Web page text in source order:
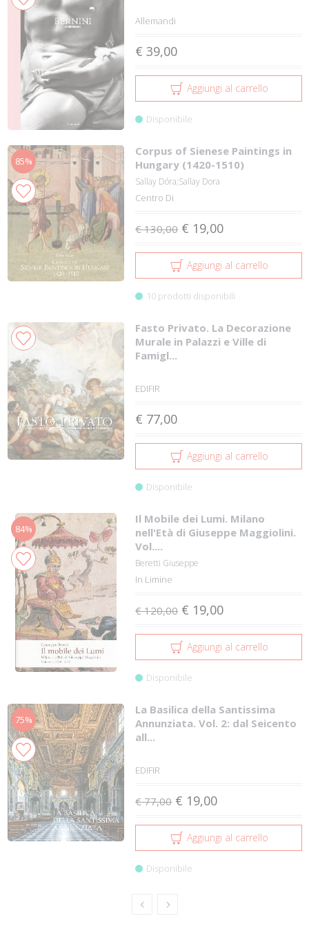
Allemandi
€ 39,00
Aggiungi al carrello
Disponibile
85%
Corpus of Sienese Paintings in
Hungary (1420-1510)
Sallay Dóra;Sallay Dora
Centro Di
€ 130,00 € 19,00
Aggiungi al carrello
10 prodotti disponibili
Fasto Privato. La Decorazione
Murale in Palazzi e Ville di
Famigl...
EDIFIR
€ 77,00
Aggiungi al carrello
Disponibile
84%
Il Mobile dei Lumi. Milano
nell'Età di Giuseppe Maggiolini.
Vol....
Beretti Giuseppe
In Limine
€ 120,00 € 19,00
Aggiungi al carrello
Disponibile
75%
La Basilica della Santissima
Annunziata. Vol. 2: dal Seicento
all...
EDIFIR
€ 77,00 € 19,00
Aggiungi al carrello
Disponibile